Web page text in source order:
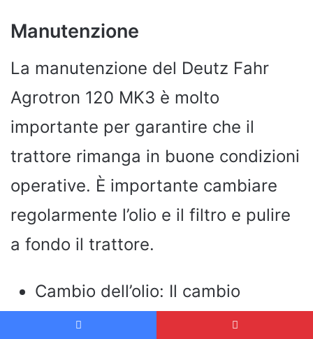
Manutenzione
La manutenzione del Deutz Fahr
Agrotron 120 MK3 è molto
importante per garantire che il
trattore rimanga in buone condizioni
operative. È importante cambiare
regolarmente l’olio e il filtro e pulire
a fondo il trattore.
Cambio dell’olio: Il cambio
dell’olio deve essere effettuato